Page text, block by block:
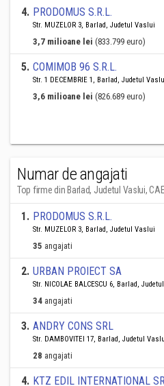
4. PRODOMUS S.R.L.
Str. MUZELOR 3, Barlad, Judetul Vaslui
3,7 milioane lei (833.799 euro)
5. COMIMOB 96 S.R.L.
Str. 1 DECEMBRIE 1, Barlad, Judetul
3,6 milioane lei (826.689 euro)
Numar de angajati
Top firme din Barlad, Judetul Vaslui,
1. PRODOMUS S.R.L.
Str. MUZELOR 3, Barlad, Judetul Vaslui
35 angajati
2. URBAN PROIECT SA
Str. NICOLAE BALCESCU 6, Barlad,
34 angajati
3. ANDRY CONS SRL
Str. DAMBOVITEI 17, Barlad, Judetul
28 angajati
4. KTZ EDIL INTERNATIONAL